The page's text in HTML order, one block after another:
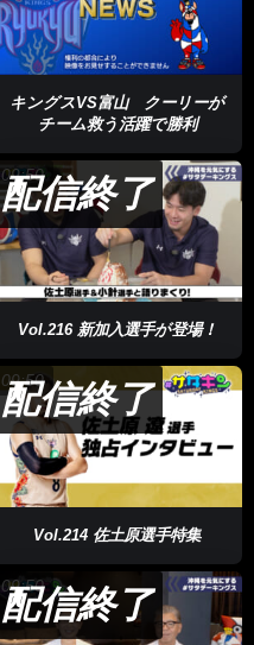
キングスVS富山 クーリーが
チーム救う活躍で勝利
09:50
配信終了
Vol.216 新加入選手が登場！
09:50
配信終了
Vol.214 佐土原選手特集
09:50
配信終了